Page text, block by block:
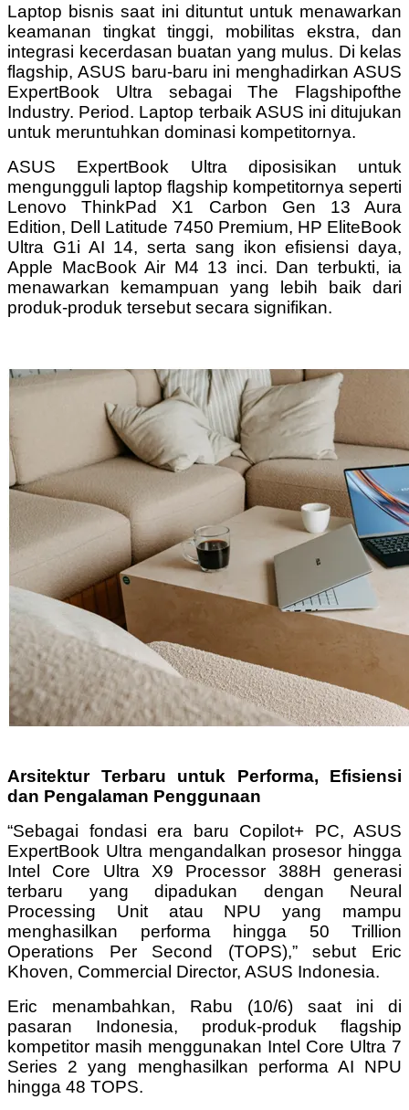
Laptop bisnis saat ini dituntut untuk menawarkan
keamanan tingkat tinggi, mobilitas ekstra, dan
integrasi kecerdasan buatan yang mulus. Di kelas
flagship, ASUS baru-baru ini menghadirkan ASUS
ExpertBook Ultra sebagai The Flagshipofthe
Industry. Period. Laptop terbaik ASUS ini ditujukan
untuk meruntuhkan dominasi kompetitornya.
ASUS ExpertBook Ultra diposisikan untuk
mengungguli laptop flagship kompetitornya seperti
Lenovo ThinkPad X1 Carbon Gen 13 Aura
Edition, Dell Latitude 7450 Premium, HP EliteBook
Ultra G1i AI 14, serta sang ikon efisiensi daya,
Apple MacBook Air M4 13 inci. Dan terbukti, ia
menawarkan kemampuan yang lebih baik dari
produk-produk tersebut secara signifikan.
Arsitektur Terbaru untuk Performa, Efisiensi
dan Pengalaman Penggunaan
“Sebagai fondasi era baru Copilot+ PC, ASUS
ExpertBook Ultra mengandalkan prosesor hingga
Intel Core Ultra X9 Processor 388H generasi
terbaru yang dipadukan dengan Neural
Processing Unit atau NPU yang mampu
menghasilkan performa hingga 50 Trillion
Operations Per Second (TOPS),” sebut Eric
Khoven, Commercial Director, ASUS Indonesia.
Eric menambahkan, Rabu (10/6) saat ini di
pasaran Indonesia, produk-produk flagship
kompetitor masih menggunakan Intel Core Ultra 7
Series 2 yang menghasilkan performa AI NPU
hingga 48 TOPS.